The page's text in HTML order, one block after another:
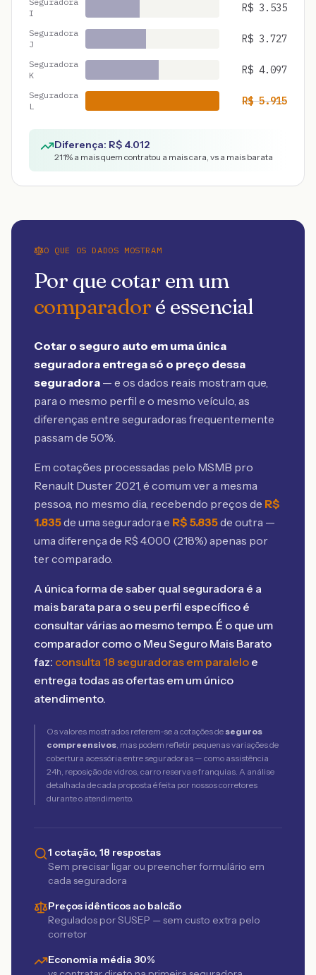
I
R$ 3.535
Seguradora
J
R$ 3.727
Seguradora
K
R$ 4.097
Seguradora
L
R$5.915
Diferença: R$ 4.012
211% a mais quem contratou a mais cara, vs a mais barata
O QUE OS DADOS MOSTRAM
Por que cotar em um
comparadoré essencial
Cotar o seguro auto em uma única
seguradora entrega só o preço dessa
seguradora — e os dados reais mostram que,
para o mesmo perfil e o mesmo veículo, as
diferenças entre seguradoras frequentemente
passam de 50%.
Em cotações processadas pelo MSMB pro
Renault Duster 2021, é comum ver a mesma
pessoa, no mesmo dia, recebendo preços de R$
1.835de uma seguradora e R$ 5.835de outra —
uma diferença de R$ 4.000 (218%) apenas por
ter comparado.
A única forma de saber qual seguradora é a
mais barata para o seu perfil específico é
consultar várias ao mesmo tempo. É o que um
comparador como o Meu Seguro Mais Barato
faz: consulta 18 seguradoras em paralelo e
entrega todas as ofertas em um único
atendimento.
Os valores mostrados referem-se a cotações de seguros
compreensivos, mas podem refletir pequenas variações de
cobertura acessória entre seguradoras — como assistência
24h, reposição de vidros, carro reserva e franquias. A análise
detalhada de cada proposta é feita por nossos corretores
durante o atendimento.
1 cotação, 18 respostas
Sem precisar ligar ou preencher formulário em
cada seguradora
Preços idênticos ao balcão
Regulados por SUSEP — sem custo extra pelo
corretor
Economia média 30%